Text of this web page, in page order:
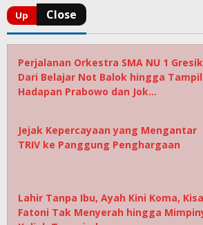
Perjalanan Orkestra SMA NU 1
Dari Belajar Not Balok hingga
Hadapan Prabowo dan Jok…
Jejak Kepercayaan yang Mengantar
TRIV ke Panggung Penghargaan
Lahir Tanpa Ibu, Ayah Kini Koma,
Fatoni Tak Menyerah hingga